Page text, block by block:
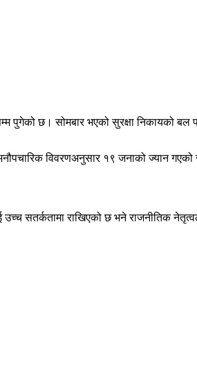
छ। सोमबार भएको सुरक्षा निकायको बल
विवरणअनुसार १९ जनाको ज्यान
सतर्कतामा राखिएको छ भने राजनीतिक